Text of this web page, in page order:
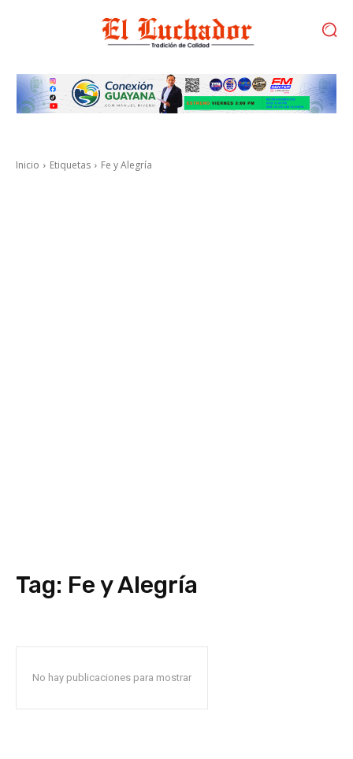
Inicio Etiquetas Fe y Alegría
Tag: Fe y Alegría
No hay publicaciones para mostrar